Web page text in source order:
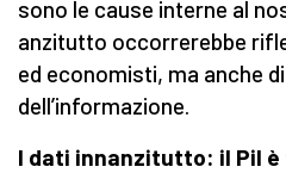
sono le cause interne al
anzitutto occorrerebbe
ed economisti, ma anche
dell’informazione.
I dati innanzitutto: il Pil è